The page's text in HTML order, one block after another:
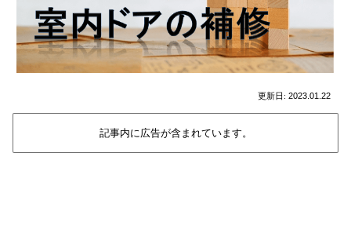
2023.01.22
記事内に広告が含まれています。